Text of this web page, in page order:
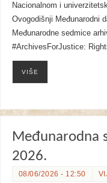
Nacionalnom i
Ovogodišnji Međunarodni
Međunarodne sedmice
#ArchivesForJustice:
VIŠE
Međunarodna
2026.
08/06/2026 - 12:50